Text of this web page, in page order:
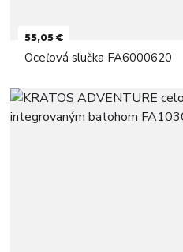
55,05 €
Oceľová slučka FA6000620